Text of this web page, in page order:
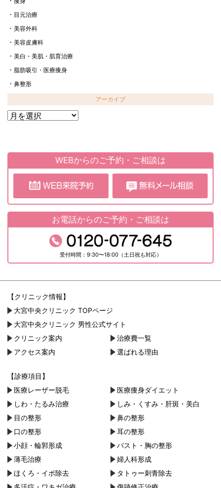
目元治療
美容外科
美容皮膚科
美白・美肌・肌育治療
脂肪吸引・医療痩身
鼻整形
アーカイブ
ア
ー
WEBからのご予約・ご相談は
お電話からのご予約・ご相談は
受付時間：9:30〜18:00（土日祝も対応）
【クリニック情報】
大宮中央クリニック TOPページ
大宮中央クリニック 男性公式サイト
クリニック案内
治療費一覧
アクセス案内
選ばれる理由
【診療項目】
医療レーザー脱毛
医療痩身ダイエット
しわ・たるみ治療
しみ・くすみ・肝斑・美白
目の整形
鼻の整形
口の整形
耳の整形
小顔・︎輪郭形成
バスト・胸の整形
薄毛治療
婦人科形成
ほくろ・イボ除去
タトゥー刺青除去